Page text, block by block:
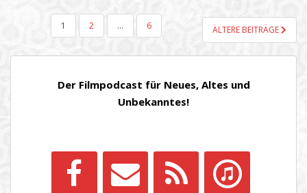
SEITENNUMMERIERUNG
BEITRÄGE
1 2 … 6 ÄLTERE BEITRÄGE
Der Filmpodcast für Neues, Altes und
Unbekanntes!